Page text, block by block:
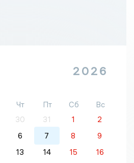
2026
Чт Пт Сб
Вс
30 31 1
2
6 7 8
9
13 14 15
16